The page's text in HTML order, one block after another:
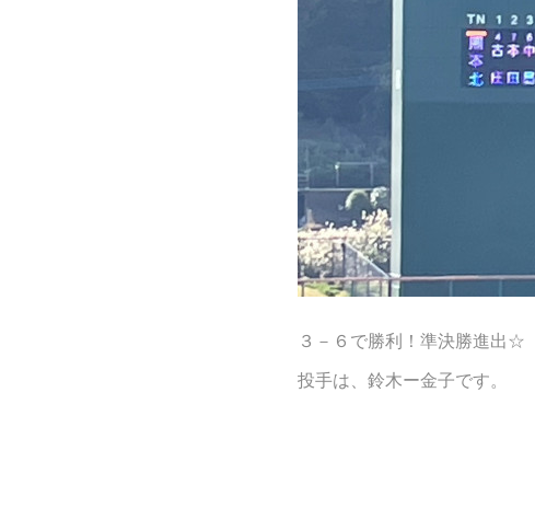
３－６で勝利！準決勝進出☆
投手は、鈴木ー金子です。